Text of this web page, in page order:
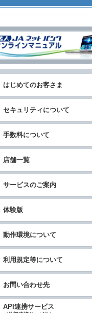
はじめてのお客さま
セキュリティについて
手数料について
店舗一覧
サービスのご案内
体験版
動作環境について
利用規定等について
お問い合わせ先
API連携サービス